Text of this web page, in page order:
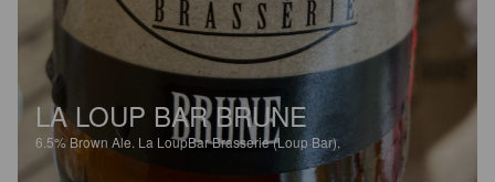
LA LOUP BAR BRUNE
6.5% Brown Ale. La LoupBar Brasserie (Loup Bar).